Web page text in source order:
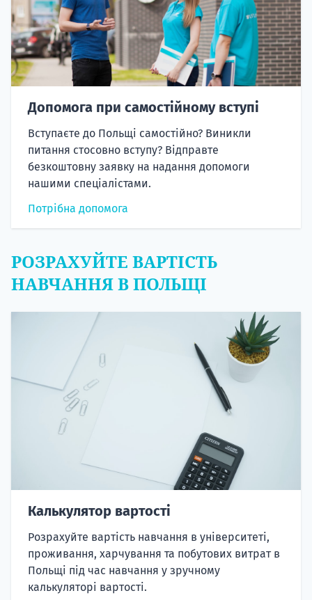
Допомога при самостійному вступі
Вступаєте до Польщі самостійно? Виникли
питання стосовно вступу? Відправте
безкоштовну заявку на надання допомоги
нашими спеціалістами.
Потрібна допомога
РОЗРАХУЙТЕ ВАРТІСТЬ
НАВЧАННЯ В ПОЛЬЩІ
Калькулятор вартості
Розрахуйте вартість навчання в університеті,
проживання, харчування та побутових витрат в
Польщі під час навчання у зручному
калькуляторі вартості.